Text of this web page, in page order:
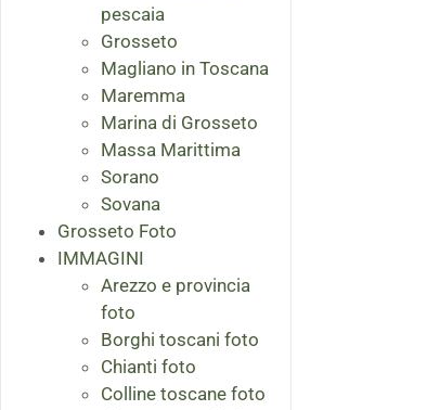
pescaia
Grosseto
Magliano in Toscana
Maremma
Marina di Grosseto
Massa Marittima
Sorano
Sovana
Grosseto Foto
IMMAGINI
Arezzo e provincia
foto
Borghi toscani foto
Chianti foto
Colline toscane foto